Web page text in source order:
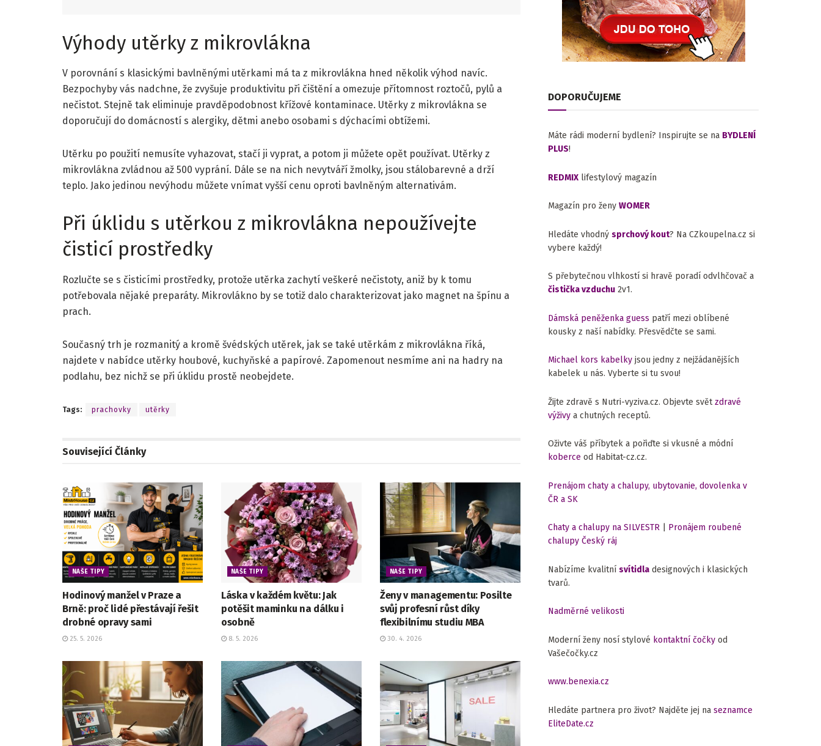
Výhody utěrky z mikrovlákna
V porovnání s klasickými bavlněnými utěrkami má ta z mikrovlákna hned několik výhod navíc.
Bezpochyby vás nadchne, že zvyšuje produktivitu při čištění a omezuje přítomnost roztočů, pylů a
nečistot. Stejně tak eliminuje pravděpodobnost křížové kontaminace. Utěrky z mikrovlákna se
doporučují do domácností s alergiky, dětmi anebo osobami s dýchacími obtížemi.
Utěrku po použití nemusíte vyhazovat, stačí ji vyprat, a potom ji můžete opět používat. Utěrky z
mikrovlákna zvládnou až 500 vyprání. Dále se na nich nevytváří žmolky, jsou stálobarevné a drží
teplo. Jako jedinou nevýhodu můžete vnímat vyšší cenu oproti bavlněným alternativám.
Při úklidu s utěrkou z mikrovlákna nepoužívejte
čisticí prostředky
Rozlučte se s čisticími prostředky, protože utěrka zachytí veškeré nečistoty, aniž by k tomu
potřebovala nějaké preparáty. Mikrovlákno by se totiž dalo charakterizovat jako magnet na špínu a
prach.
Současný trh je rozmanitý a kromě švédských utěrek, jak se také utěrkám z mikrovlákna říká,
najdete v nabídce utěrky houbové, kuchyňské a papírové. Zapomenout nesmíme ani na hadry na
podlahu, bez nichž se při úklidu prostě neobejdete.
Tags: prachovky utěrky
Související Články
NAŠE TIPY
Hodinový manžel v Praze a
Brně: proč lidé přestávají řešit
drobné opravy sami
25. 5. 2026
NAŠE TIPY
Láska v každém květu: Jak
potěšit maminku na dálku i
osobně
8. 5. 2026
NAŠE TIPY
Ženy v managementu: Posilte
svůj profesní růst díky
flexibilnímu studiu MBA
30. 4. 2026
DOPORUČUJEME
Máte rádi moderní bydlení? Inspirujte se na BYDLENÍ
PLUS!
REDMIX lifestylový magazín
Magazín pro ženy WOMER
Hledáte vhodný sprchový kout? Na CZkoupelna.cz si
vybere každý!
S přebytečnou vlhkostí si hravě poradí odvlhčovač a
čistička vzduchu 2v1.
Dámská peněženka guess patří mezi oblíbené
kousky z naší nabídky. Přesvědčte se sami.
Michael kors kabelky jsou jedny z nejžádanějších
kabelek u nás. Vyberte si tu svou!
Žijte zdravě s Nutri-vyziva.cz. Objevte světzdravé
výživy a chutných receptů.
Oživte váš příbytek a pořiďte si vkusné a módní
koberce od Habitat-cz.cz.
Prenájom chaty a chalupy, ubytovanie, dovolenka v
ČR a SK
Chaty a chalupy na SILVESTR
Pronájem roubené
chalupy Český ráj
Nabízíme kvalitní svítidla designových i klasických
tvarů.
Nadměrné velikosti
Moderní ženy nosí stylové kontaktní čočky od
Vašečočky.cz
www.benexia.cz
Hledáte partnera pro život? Najděte jej na seznamce
EliteDate.cz